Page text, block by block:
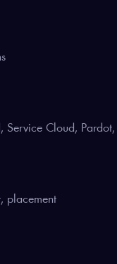
Service Cloud, Pardot,
placement​